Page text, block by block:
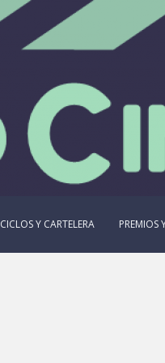
CICLOS Y CARTELERA PREMIOS